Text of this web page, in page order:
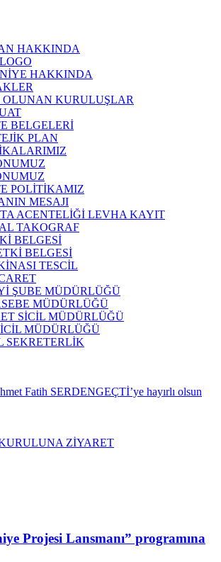
HAKKINDA
HAKKINDA
OLUNAN KURULUŞLAR
BELGELERİ
PLAN
POLİTİKAMIZ
MESAJI
ACENTELİĞİ LEVHA KAYIT
TAKOGRAF
BELGESİ
BELGESİ
TESCİL
ŞUBE MÜDÜRLÜĞÜ
MÜDÜRLÜĞÜ
SİCİL MÜDÜRLÜĞÜ
MÜDÜRLÜĞÜ
SEKRETERLİK
Fatih SERDENGEÇTİ’ye hayırlı olsun
ZİYARET
Projesi Lansmanı” programına